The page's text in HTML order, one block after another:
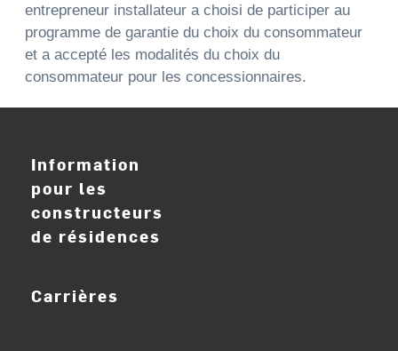
entrepreneur installateur a choisi de participer au
programme de garantie du choix du consommateur
et a accepté les modalités du choix du
consommateur pour les concessionnaires.
Information
pour les
constructeurs
de résidences
Carrières